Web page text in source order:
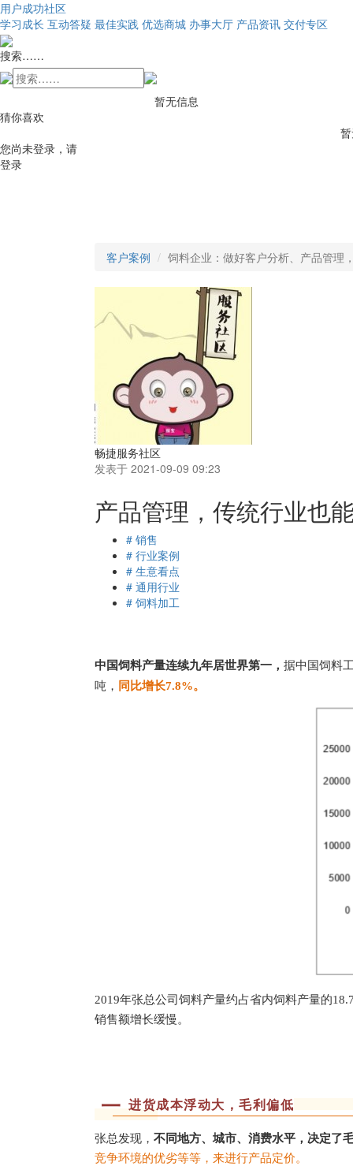
用户成功社区
学习成长 互动答疑 最佳实践 优选商城 办事大厅 产品资讯 交付专区
搜索……
暂无信息
猜你喜欢
您尚未登录，请
登录
客户案例 饲料企业：做好客户分析、产品管理
畅捷服务社区
发表于 2021-09-09 09:23
产品管理，传统行业也
# 销售
# 行业案例
# 生意看点
# 通用行业
# 饲料加工
中国饲料产量连续九年居世界第一， 据中国饲料
吨， 同比增长7.8%。
2019年张总公司饲料产量约占省内饲料产量的
销售额增长缓慢。
一 进货成本浮动大，毛利偏低
张总发现， 不同地方、城市、消费水平，决定了
竞争环境的优劣等等，来进行产品定价。